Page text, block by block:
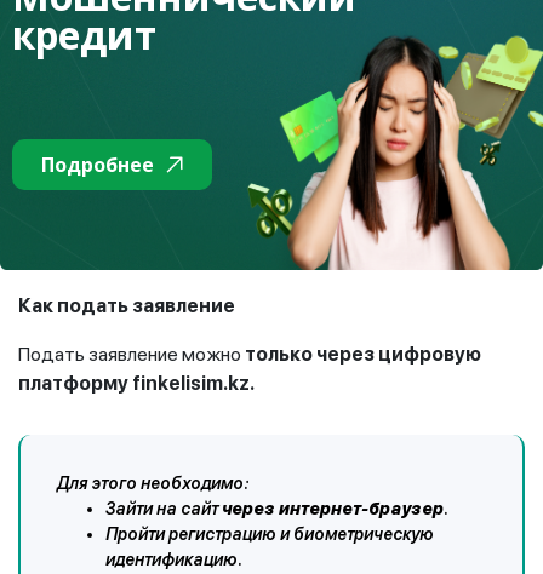
платежеспособности.
Если заемщик не соответствует критериям
коллективного урегулирования, его обращение будет
автоматически перенаправлено банковскому или
микрофинансовому омбудсману для выработки
совместного с кредитором решения по урегулированию
Как подать заявление
Подать заявление можно только через цифровую
платформу finkelisim.kz.
Для этого необходимо:
Зайти на сайтчерез интернет-браузер.
Пройти регистрацию и биометрическую
идентификацию.
кредит
Подробнее